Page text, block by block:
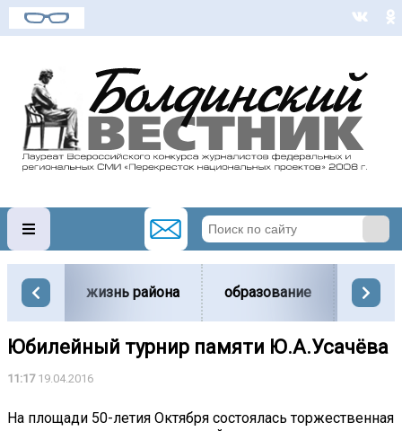
жизнь района образование
Юбилейный турнир памяти Ю.А.Усачёва
11:1719.04.2016
На площади 50-летия Октября состоялась торжественная